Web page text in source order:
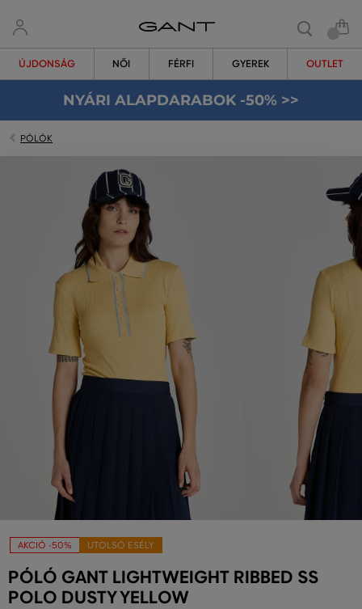
ÚJDONSÁG NŐI FÉRFI GYEREK OUTLET
NYÁRI ALAPDARABOK -50% >>
PÓLÓK
AKCIÓ -50% UTOLSÓ ESÉLY
PÓLÓ GANT LIGHTWEIGHT RIBBED SS
POLO DUSTY YELLOW